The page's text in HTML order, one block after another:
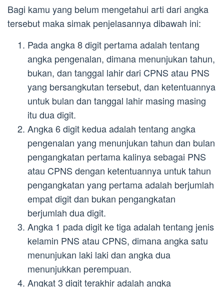
Bagi kamu yang belum mengetahui arti dari angka
tersebut maka simak penjelasannya dibawah ini:
Pada angka 8 digit pertama adalah tentang
angka pengenalan, dimana menunjukan tahun,
bukan, dan tanggal lahir dari CPNS atau PNS
yang bersangkutan tersebut, dan ketentuannya
untuk bulan dan tanggal lahir masing masing
itu dua digit.
Angka 6 digit kedua adalah tentang angka
pengenalan yang menunjukan tahun dan bulan
pengangkatan pertama kalinya sebagai PNS
atau CPNS dengan ketentuannya untuk tahun
pengangkatan yang pertama adalah berjumlah
empat digit dan bukan pengangkatan
berjumlah dua digit.
Angka 1 pada digit ke tiga adalah tentang jenis
kelamin PNS atau CPNS, dimana angka satu
menunjukan laki laki dan angka dua
menunjukkan perempuan.
Angkat 3 digit terakhir adalah angka